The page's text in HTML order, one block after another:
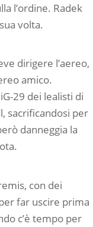
l’ordine. Radek
volta.
dirigere l’aereo,
amico.
29 dei lealisti di
sacrificandosi per
danneggia la
con dei
far uscire prima
c’è tempo per